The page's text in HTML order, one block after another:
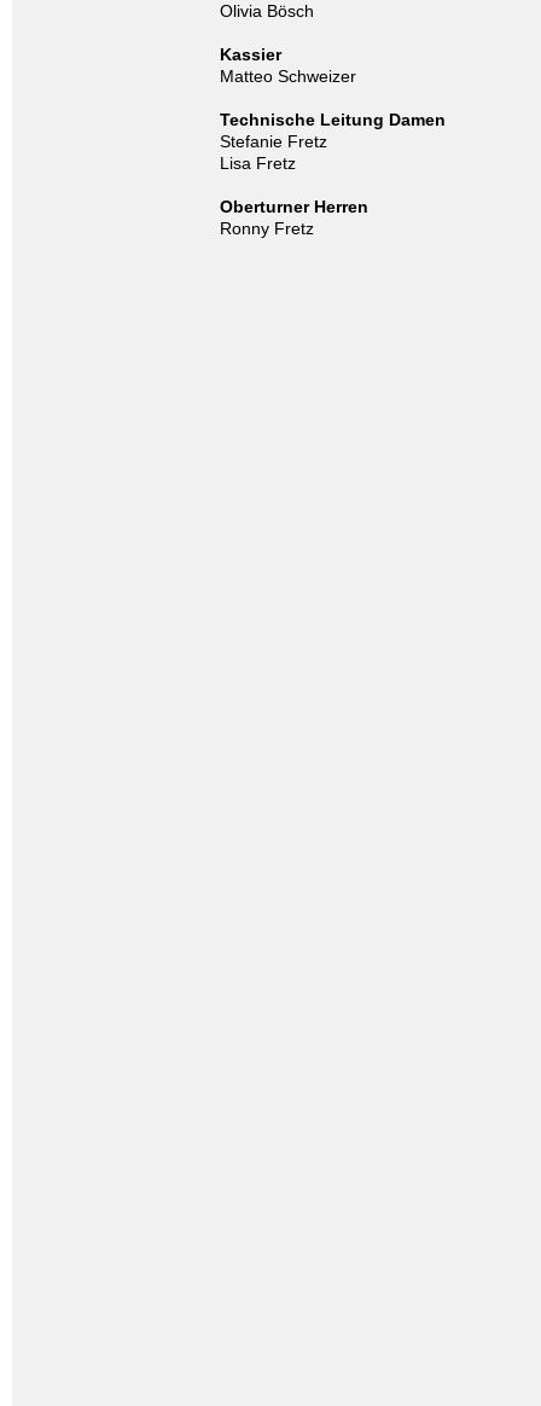
Olivia Bösch
Kassier
Matteo Schweizer
Technische Leitung Damen
Stefanie Fretz
Lisa Fretz
Oberturner Herren
Ronny Fretz